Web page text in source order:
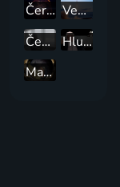
Černé díry: Poselství z hlubin vesmíru
Vesmírné závody: Na Mars a ještě dál
Československý vesmír
Hlubinami vesmíru s Milanem Halouskem
Mars: Nejdelší čekání na shledanou